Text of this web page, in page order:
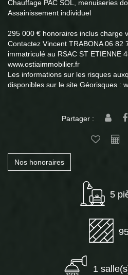
Chauffage PAC SOL, menuiseries
Assainissement individuel
295 000 € honoraires inclus charge
Contactez Vincent TRABONA 06 82
immatriculé au RSAC ST ETIENNE
www.ostiaimmobilier.fr
Les informations sur les risques
disponibles sur le site Géorisques :
Partager :
Nos honoraires
5
1